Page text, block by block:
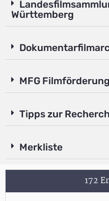
Württemberg
MFG Filmförderung
Tipps zur
Merkliste
172